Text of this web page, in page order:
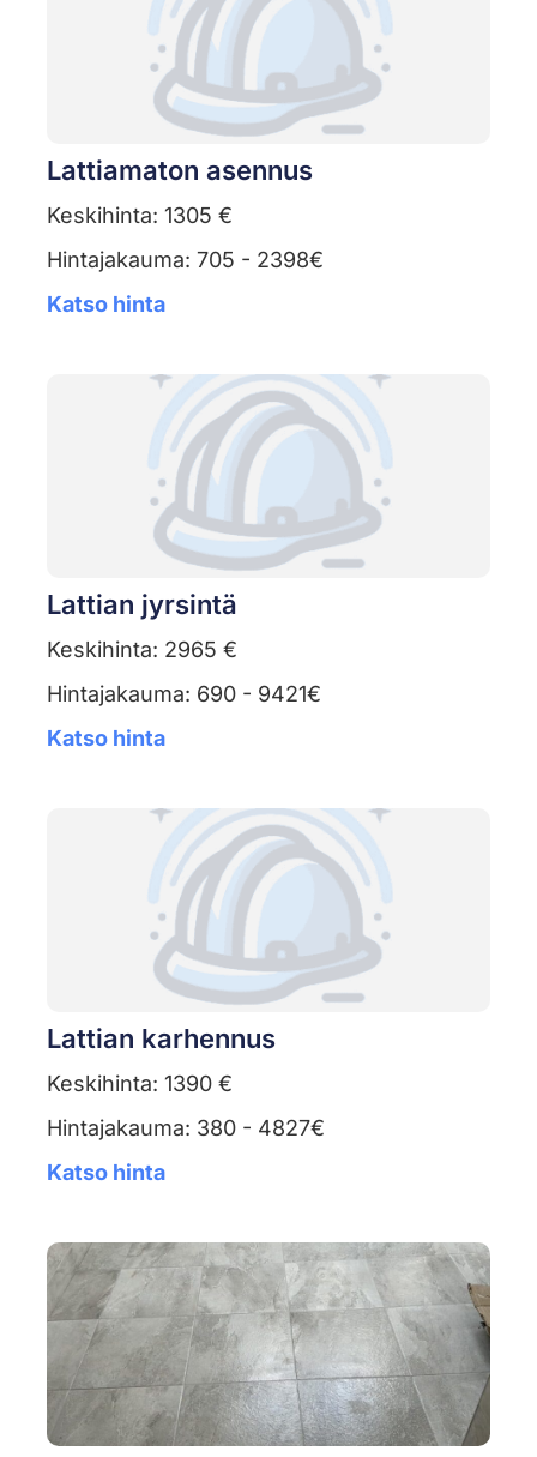
Lattiamaton asennus
Keskihinta: 1305 €
Hintajakauma: 705 - 2398€
Katso hinta
Lattian jyrsintä
Keskihinta: 2965 €
Hintajakauma: 690 - 9421€
Katso hinta
Lattian karhennus
Keskihinta: 1390 €
Hintajakauma: 380 - 4827€
Katso hinta